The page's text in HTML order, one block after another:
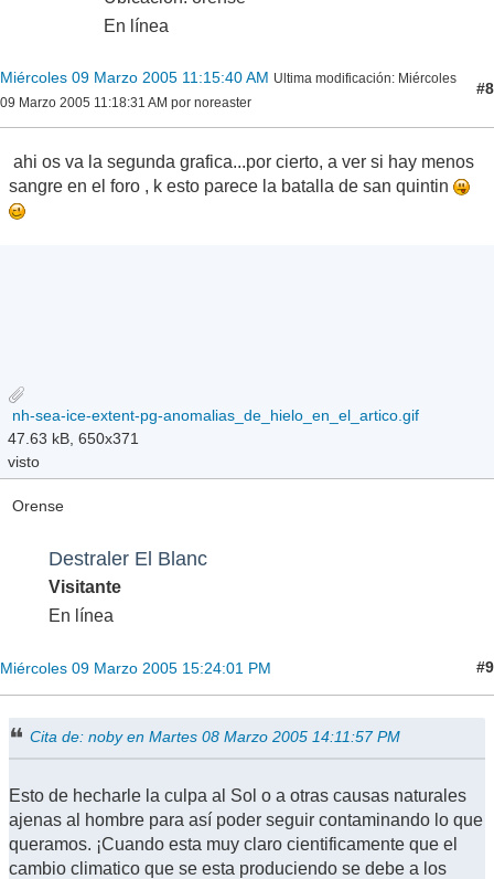
En línea
Miércoles 09 Marzo 2005 11:15:40 AM Ultima modificación: Miércoles
09 Marzo 2005 11:18:31 AM por noreaster
#8
ahi os va la segunda grafica...por cierto, a ver si hay menos
sangre en el foro , k esto parece la batalla de san quintin
nh-sea-ice-extent-pg-anomalias_de_hielo_en_el_artico.gif
47.63 kB, 650x371
visto
Orense
Destraler El Blanc
Visitante
En línea
Miércoles 09 Marzo 2005 15:24:01 PM #9
Cita de: noby en Martes 08 Marzo 2005 14:11:57 PM
Esto de hecharle la culpa al Sol o a otras causas naturales
ajenas al hombre para así poder seguir contaminando lo que
queramos. ¡Cuando esta muy claro cientificamente que el
cambio climatico que se esta produciendo se debe a los